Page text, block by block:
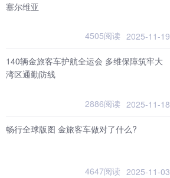
塞尔维亚
4505阅读 2025-11-19
140辆金旅客车护航全运会 多维保障筑牢大
湾区通勤防线
2886阅读 2025-11-18
畅行全球版图 金旅客车做对了什么?
4647阅读 2025-11-03